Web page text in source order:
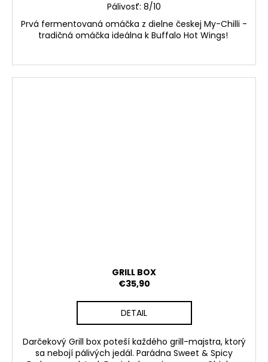
Pálivosť: 8/10
Prvá fermentovaná omáčka z dielne českej My-Chilli -
tradičná omáčka ideálna k Buffalo Hot Wings!
GRILL BOX
€35,90
DETAIL
Darčekový Grill box poteší každého grill-majstra, ktorý
sa nebojí pálivých jedál. Parádna Sweet & Spicy